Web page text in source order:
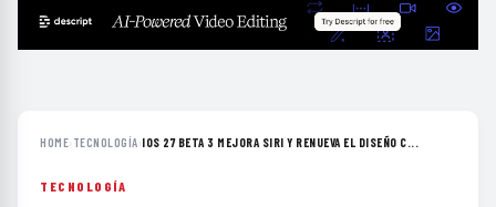
HOME› TECNOLOGÍA›IOS 27 BETA 3 MEJORA SIRI Y RENUEVA EL DISEÑO C...
TECNOLOGÍA